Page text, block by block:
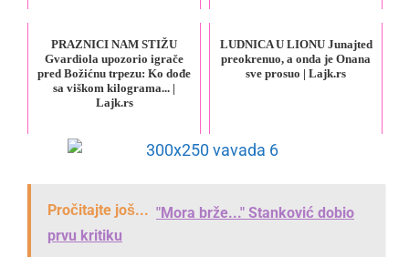
PRAZNICI NAM STIŽU
Gvardiola upozorio igrače
pred Božićnu trpezu: Ko dođe
sa viškom kilograma... |
Lajk.rs
LUDNICA U LIONU Junajted
preokrenuo, a onda je Onana
sve prosuo | Lajk.rs
Pročitajte još... "Mora brže..." Stanković dobio
prvu kritiku